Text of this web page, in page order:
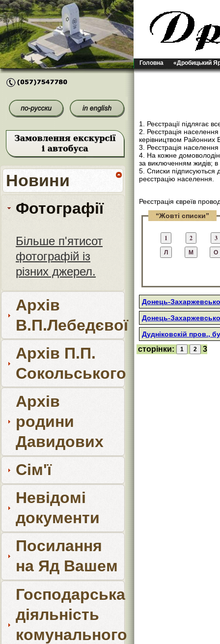
Головна «Дробицький
Новини
Фотографії
Більше п'ятисот
фотографій із
різних джерел.
Архів
В.П.Лебедєвої
Архів П.П.
Сокольського
Архів
родини
Давидових
Сім'ї
Невідомі
документи
Посилання
на Яд Вашем
Господарська
діяльність
комунального
1. Реєстрації підлягає
2. Реєстрація
керівництвом Районних
3. Реєстрація
4. На кожне
за виключенням жидів; в
5. Списки підписуються
реєстрацію населення.
Реєстрація євреїв
“Жовті списки”
Донець-
Донець-
Дудніковскій пров.,
сторінки: 3